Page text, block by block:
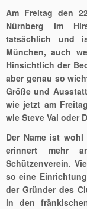
Am Freitag den
Nürnberg im
tatsächlich und
München, auch
Hinsichtlich der
aber genau so
Größe und
wie jetzt am
wie Steve Vai oder
Der Name ist
erinnert mehr
Schützenverein.
so eine
der Gründer des
in den